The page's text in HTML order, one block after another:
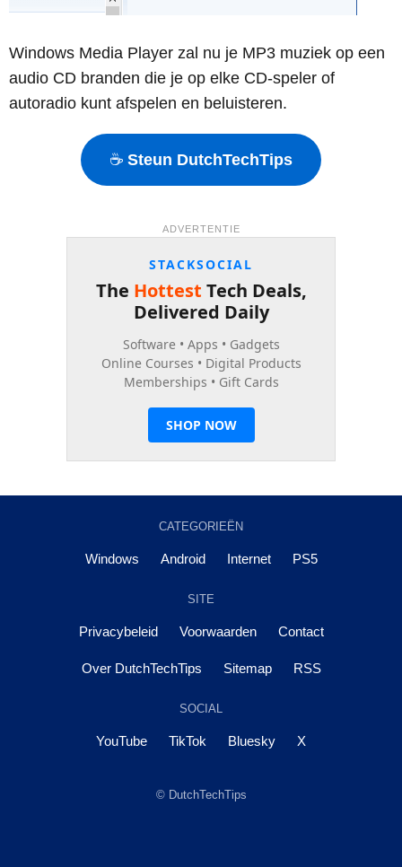
Windows Media Player zal nu je MP3 muziek op een
audio CD branden die je op elke CD-speler of
autoradio kunt afspelen en beluisteren.
☕ Steun DutchTechTips
ADVERTENTIE
CATEGORIEËN
Windows Android Internet PS5
SITE
Privacybeleid Voorwaarden Contact
Over DutchTechTips Sitemap RSS
SOCIAL
YouTube TikTok Bluesky X
© DutchTechTips